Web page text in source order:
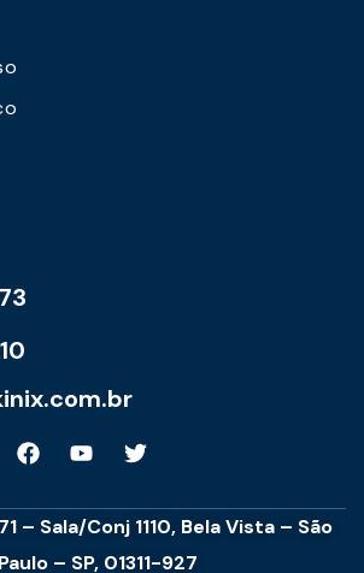
– Sala/Conj 1110, Bela Vista – São
Paulo – SP, 01311-927